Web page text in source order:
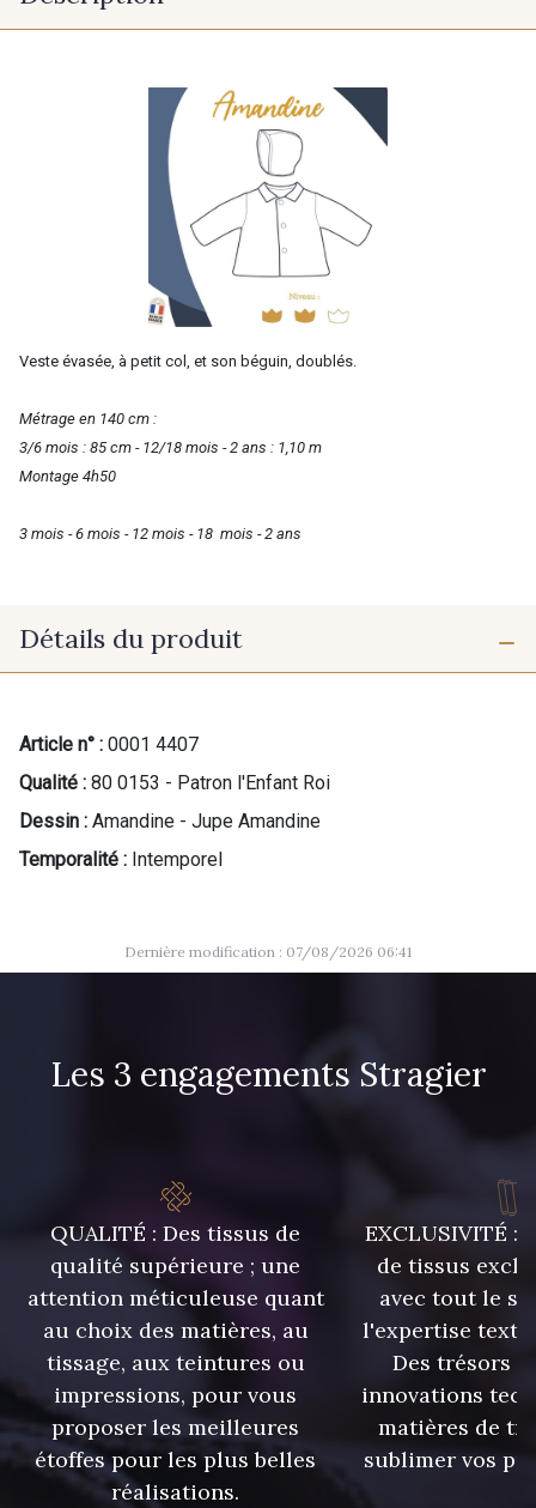
Veste évasée, à petit col, et son béguin, doublés.
Métrage en 140 cm :
3/6 mois : 85 cm - 12/18 mois - 2 ans : 1,10 m
Montage 4h50
3 mois - 6 mois - 12 mois - 18 mois - 2 ans
Détails du produit
Article n° : 0001 4407
Qualité : 80 0153 - Patron l'Enfant Roi
Dessin : Amandine - Jupe Amandine
Temporalité : Intemporel
Dernière modification : 07/08/2026 06:41
Les 3 engagements Stragier
QUALITÉ : Des tissus de
qualité supérieure ; une
attention méticuleuse quant
au choix des matières, au
tissage, aux teintures ou
impressions, pour vous
proposer les meilleures
étoffes pour les plus belles
réalisations.
EXCLUSIVITÉ :
de tissus
avec tout le
l'expertise
Des trésors
innovations
matières de
sublimer vos